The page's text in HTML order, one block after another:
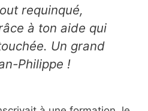
requinqué,
à ton aide qui
Un grand
Philippe !